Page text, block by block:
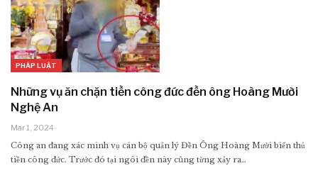
PHÁP LUẬT
Những vụ ăn chặn tiền công đức đền ông Hoàng Mười
Nghệ An
Mar 1, 2024
Công an đang xác minh vụ cán bộ quản lý Đền Ông Hoàng Mười biển thủ
tiền công đức. Trước đó tại ngôi đền này cũng từng xảy ra…